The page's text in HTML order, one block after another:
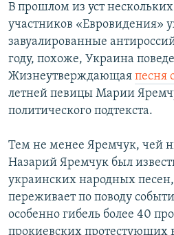
В прошлом из уст
участников «Евровидения»
завуалированные
году, похоже, Украина
Жизнеутверждающая песня
летней певицы Марии
политического подтекста.
Тем не менее Яремчук, чей
Назарий Яремчук был
украинских народных
переживает по поводу
особенно гибель более 40
прокиевских